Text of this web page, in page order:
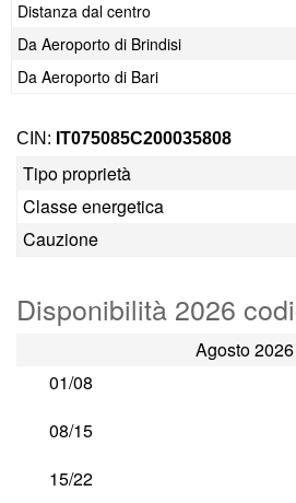
Distanza dal centro
Da Aeroporto di Brindisi
Da Aeroporto di Bari
CIN: IT075085C200035808
Tipo proprietà
Classe energetica
Cauzione
Disponibilità 2026
Agosto 2026
01/08
08/15
15/22